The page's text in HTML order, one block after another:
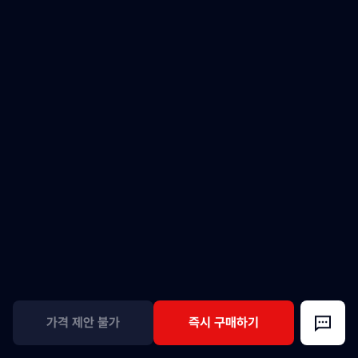
가격 제안 불가 즉시 구매하기